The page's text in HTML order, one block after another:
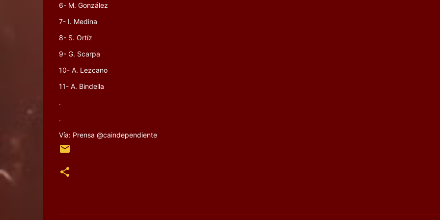
6- M. González
7- I. Medina
8- S. Ortíz
9- G. Scarpa
10- A. Lezcano
11- A. Bindella
.
.
Vía: Prensa @caindependiente